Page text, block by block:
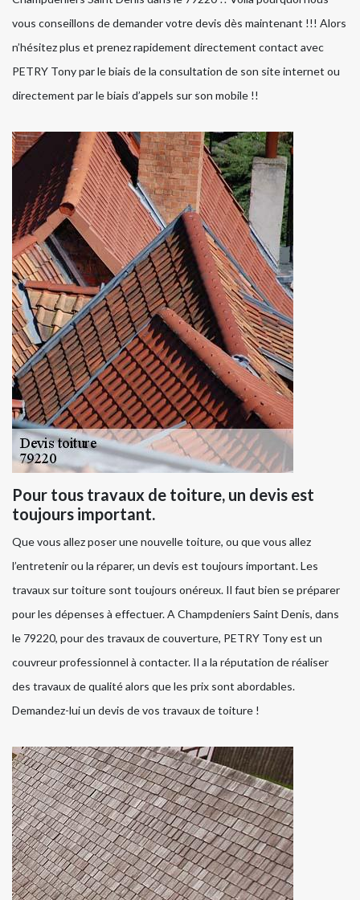
vous conseillons de demander votre devis dès maintenant !!! Alors
n’hésitez plus et prenez rapidement directement contact avec
PETRY Tony par le biais de la consultation de son site internet ou
directement par le biais d’appels sur son mobile !!
Pour tous travaux de toiture, un devis est
toujours important.
Que vous allez poser une nouvelle toiture, ou que vous allez
l’entretenir ou la réparer, un devis est toujours important. Les
travaux sur toiture sont toujours onéreux. Il faut bien se préparer
pour les dépenses à effectuer. A Champdeniers Saint Denis, dans
le 79220, pour des travaux de couverture, PETRY Tony est un
couvreur professionnel à contacter. Il a la réputation de réaliser
des travaux de qualité alors que les prix sont abordables.
Demandez-lui un devis de vos travaux de toiture !